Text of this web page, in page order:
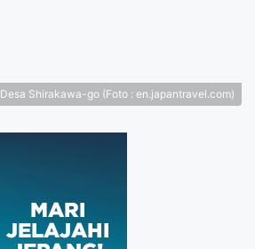
Desa Shirakawa-go (Foto : en.japantravel.com)